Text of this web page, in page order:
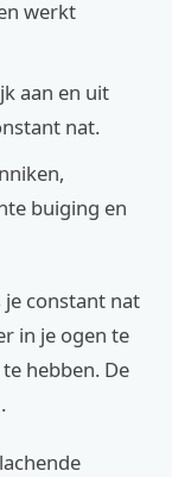
werkt
aan en uit
nat.
buiging en
je constant nat
in je ogen te
hebben. De